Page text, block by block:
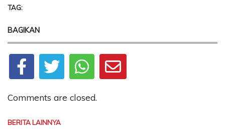
TAG:
BAGIKAN
Comments are closed.
BERITA LAINNYA